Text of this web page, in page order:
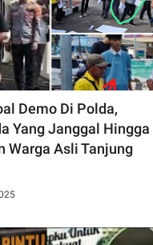
Demo Di Polda,
Yang Janggal Hingga
Warga Asli Tanjung